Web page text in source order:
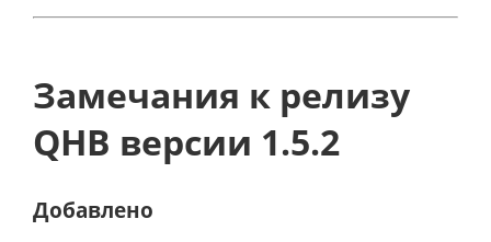
Замечания к релизу
QHB версии 1.5.2
Добавлено